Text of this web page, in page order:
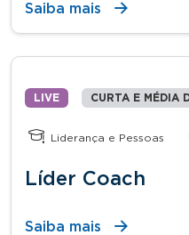
Saiba mais
LIVE CURTA E MÉDIA
Liderança e Pessoas
Líder Coach
Saiba mais